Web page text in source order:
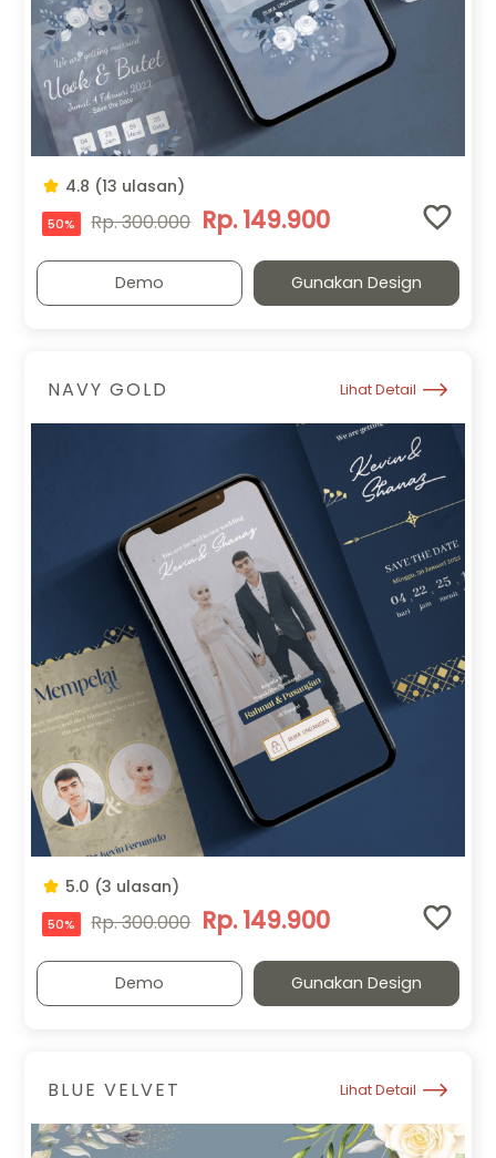
4.8 (13 ulasan)
50% Rp. 300.000 Rp. 149.900
Demo Gunakan Design
NAVY GOLD Lihat Detail
5.0 (3 ulasan)
50% Rp. 300.000 Rp. 149.900
Demo Gunakan Design
BLUE VELVET Lihat Detail